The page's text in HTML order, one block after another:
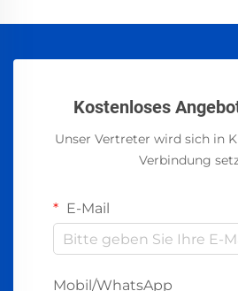
Kostenloses
Unser Vertreter wird sich in
Verbindung
E-Mail
Mobil/WhatsApp